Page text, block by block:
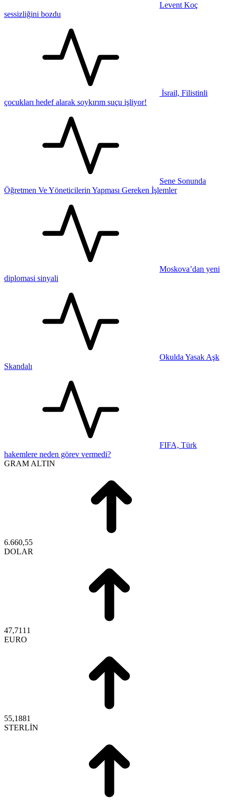
Levent Koç
sessizliğini bozdu
İsrail, Filistinli
çocukları hedef alarak soykırım suçu işliyor!
Sene Sonunda
Öğretmen Ve Yöneticilerin Yapması Gereken İşlemler
Moskova’dan yeni
diplomasi sinyali
Okulda Yasak Aşk
Skandalı
FIFA, Türk
hakemlere neden görev vermedi?
GRAM ALTIN
6.660,55
DOLAR
47,7111
EURO
55,1881
STERLİN